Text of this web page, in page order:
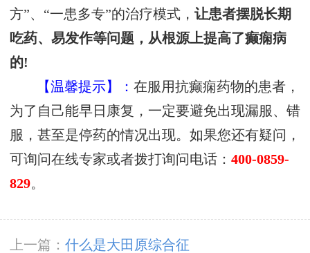
方”、“一患多专”的治疗模式， 让患者摆脱长期
吃药、易发作等问题，从根源上提高了癫痫病
的!
【温馨提示】：在服用抗癫痫药物的患者，
为了自己能早日康复，一定要避免出现漏服、错
服，甚至是停药的情况出现。如果您还有疑问，
可询问在线专家或者拨打询问电话： 400-0859-
829。
上一篇： 什么是大田原综合征